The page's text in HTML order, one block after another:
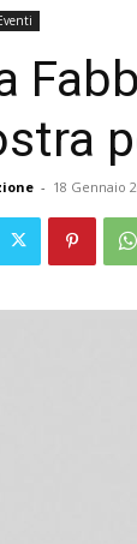
- 18 Gennaio